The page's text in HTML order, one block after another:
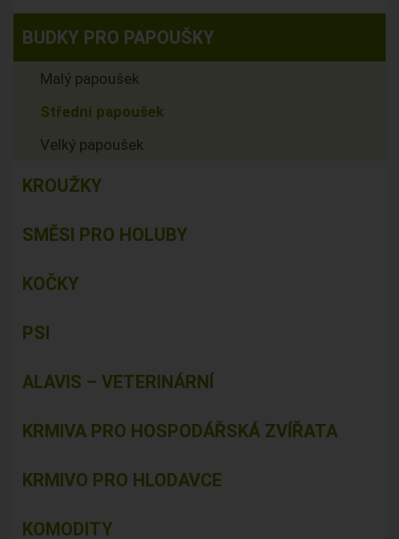
BUDKY PRO PAPOUŠKY
Malý papoušek
Střední papoušek
Velký papoušek
KROUŽKY
SMĚSI PRO HOLUBY
KOČKY
PSI
ALAVIS – VETERINÁRNÍ
KRMIVA PRO HOSPODÁŘSKÁ ZVÍŘATA
KRMIVO PRO HLODAVCE
KOMODITY